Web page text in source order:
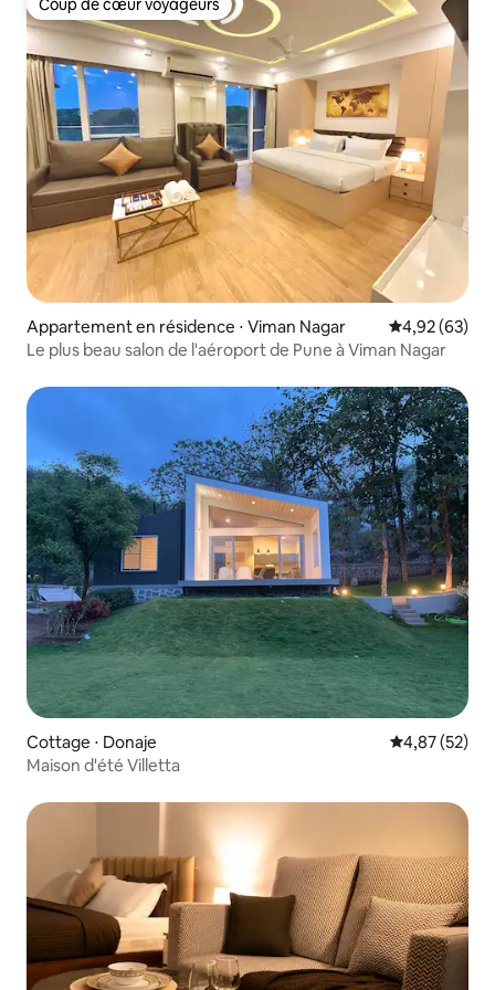
Coup de cœur voyageurs
Coup de cœur voyageurs
Appartement en résidence ⋅ Viman Nagar Évaluation
4,92 (63)
Le plus beau salon de l'aéroport de Pune à Viman Nagar
Cottage ⋅ Donaje Évaluation
4,87 (52)
Maison d'été Villetta